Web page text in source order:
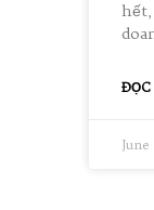
ĐỌC
June